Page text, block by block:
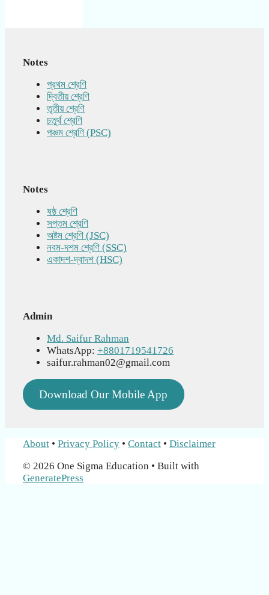
Notes
প্রথম শ্রেণি
দ্বিতীয় শ্রেণি
তৃতীয় শ্রেণি
চতুর্থ শ্রেণি
পঞ্চম শ্রেণি (PSC)
Notes
ষষ্ঠ শ্রেণি
সপ্তম শ্রেণি
অষ্টম শ্রেণি (JSC)
নবম-দশম শ্রেণি (SSC)
একাদশ-দ্বাদশ (HSC)
Admin
Md. Saifur Rahman
WhatsApp: +8801719541726
saifur.rahman02@gmail.com
Download Our Mobile App
About • Privacy Policy • Contact • Disclaimer
© 2026 One Sigma Education • Built with
GeneratePress